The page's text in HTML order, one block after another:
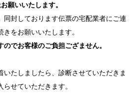
願いいたします。
同封しております伝票の宅配業者にご連
をお願いいたします。
でお客様のご負担ござません。
いたしましたら、診断させていただきま
せていただきます。